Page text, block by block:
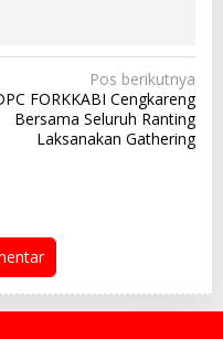
Pos berikutnya
FORKKABI Cengkareng
Bersama Seluruh Ranting
Laksanakan Gathering